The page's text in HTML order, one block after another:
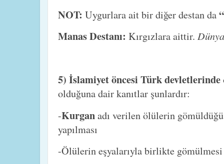
NOT: Uygurlara ait bir diğer destan da
Manas Destanı: Kırgızlara aittir.
5) İslamiyet öncesi Türk devletlerinde
olduğuna dair kanıtlar şunlardır:
-Kurganadı verilen ölülerin
yapılması
-Ölülerin eşyalarıyla birlikte gömülmesi